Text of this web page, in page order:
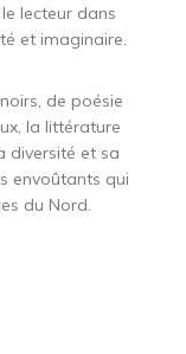
lecteur dans
et imaginaire.
de poésie
la littérature
diversité et sa
envoûtants qui
du Nord.